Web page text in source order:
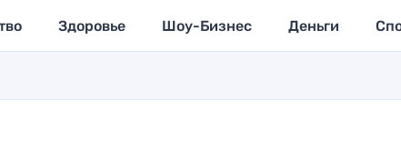
Здоровье Шоу-Бизнес Деньги